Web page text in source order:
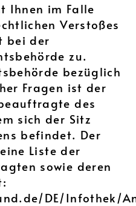
Ihnen im Falle
Verstoßes
bei der
zu.
bezüglich
Fragen ist der
des
sich der Sitz
befindet. Der
Liste der
sowie deren
DE/Infothek/